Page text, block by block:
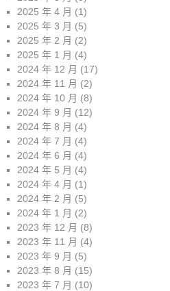
2025 年 4 月 (1)
2025 年 3 月 (5)
2025 年 2 月 (2)
2025 年 1 月 (4)
2024 年 12 月 (17)
2024 年 11 月 (2)
2024 年 10 月 (8)
2024 年 9 月 (12)
2024 年 8 月 (4)
2024 年 7 月 (4)
2024 年 6 月 (4)
2024 年 5 月 (4)
2024 年 4 月 (1)
2024 年 2 月 (5)
2024 年 1 月 (2)
2023 年 12 月 (8)
2023 年 11 月 (4)
2023 年 9 月 (5)
2023 年 8 月 (15)
2023 年 7 月 (10)